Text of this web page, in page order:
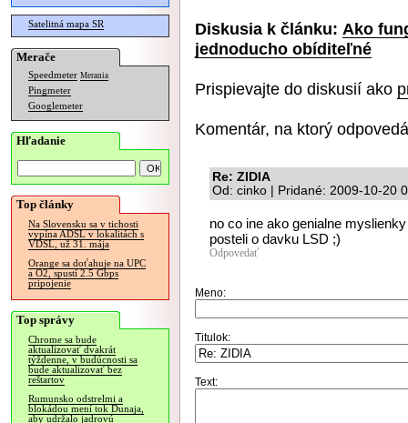
Satelitná mapa SR
Merače
Speedmeter Merania
Pingmeter
Googlemeter
Hľadanie
Top články
Na Slovensku sa v tichosti
vypína ADSL v lokalitách s
VDSL, už 31. mája
Orange sa doťahuje na UPC
a O2, spustí 2.5 Gbps
pripojenie
Top správy
Chrome sa bude
aktualizovať dvakrát
týždenne, v budúcnosti sa
bude aktualizovať bez
reštartov
Rumunsko odstrelmi a
blokádou mení tok Dunaja,
aby udržalo jadrovú
Diskusia k článku: Ako
jednoducho obíditeľné
Prispievajte do diskusií ako
Komentár, na ktorý
Re: ZIDIA
Od: cinko | Pridané: 2009-10-20
no co ine ako genialne
posteli o davku LSD ;)
Odpovedať
Meno:
Titulok:
Text: